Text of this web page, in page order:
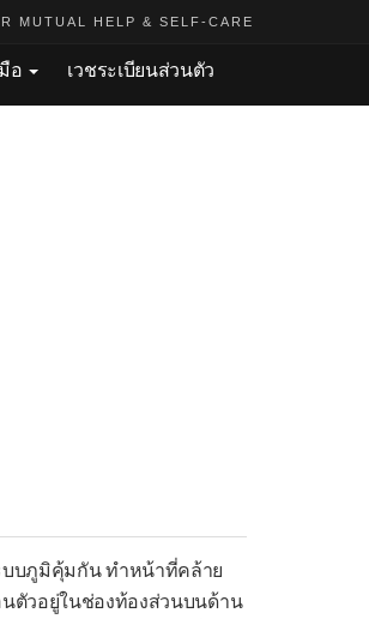
MUTUAL HELP & SELF-CARE
อ เวชระเบียนส่วนตัว
บบภูมิคุ้มกัน ทำหน้าที่คล้าย
ตัวอยู่ในช่องท้องส่วนบนด้าน